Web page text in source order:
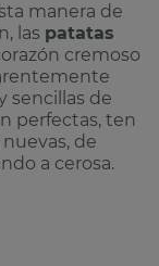
manera de
las patatas
cremoso
sencillas de
perfectas, ten
de
a cerosa.